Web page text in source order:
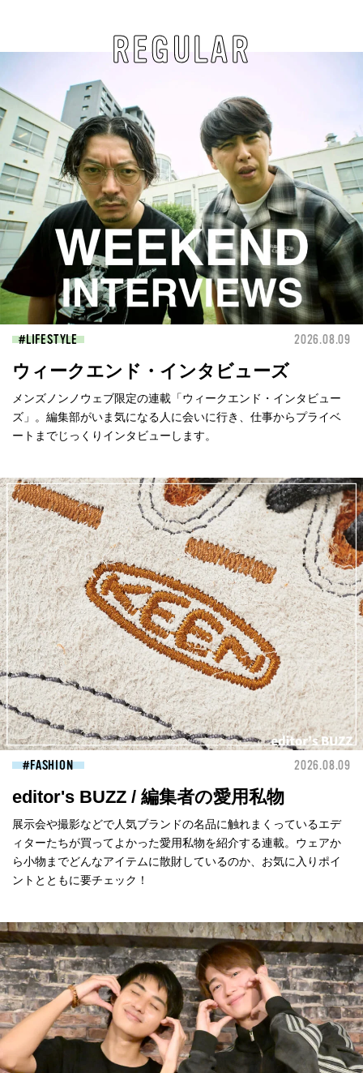
REGULAR
LIFESTYLE 2026.08.09
ウィークエンド・インタビューズ
メンズノンノウェブ限定の連載「ウィークエンド・インタビュー
ズ」。編集部がいま気になる人に会いに行き、仕事からプライベ
ートまでじっくりインタビューします。
FASHION 2026.08.09
editor's BUZZ / 編集者の愛用私物
展示会や撮影などで人気ブランドの名品に触れまくっているエデ
ィターたちが買ってよかった愛用私物を紹介する連載。ウェアか
ら小物までどんなアイテムに散財しているのか、お気に入りポイ
ントとともに要チェック！